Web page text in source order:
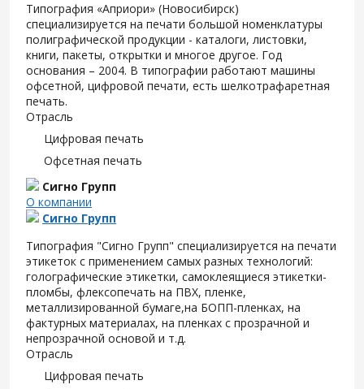
Типография «Априори» (Новосибирск)
специализируется на печати большой номенклатуры
полиграфической продукции - каталоги, листовки,
книги, пакеты, открытки и многое другое. Год
основания – 2004. В типографии работают машины
офсетной, цифровой печати, есть шелкотрафаретная
печать.
Отрасль
Цифровая печать
Офсетная печать
Сигно Групп
О компании
Сигно Групп
Типография "Сигно Групп" специализируется на печати
этикеток с применением самых разных технологий:
голографические этикетки, самоклеящиеся этикетки-
пломбы, флексопечать на ПВХ, пленке,
металлизированной бумаге,на БОПП-пленках, на
фактурных материалах, на пленках с прозрачной и
непрозрачной основой и т.д.
Отрасль
Цифровая печать